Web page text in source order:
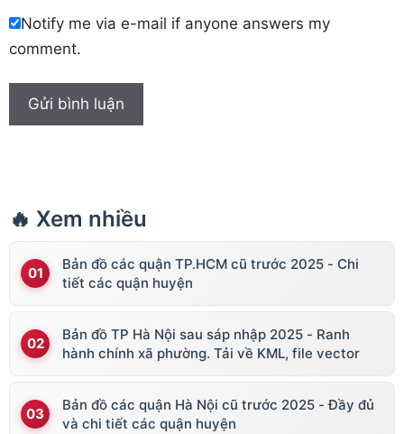
Notify me via e-mail if anyone answers my
comment.
🔥 Xem nhiều
Bản đồ các quận TP.HCM cũ trước 2025 - Chi
tiết các quận huyện
Bản đồ TP Hà Nội sau sáp nhập 2025 - Ranh
hành chính xã phường. Tải về KML, file vector
Bản đồ các quận Hà Nội cũ trước 2025 - Đầy đủ
và chi tiết các quận huyện